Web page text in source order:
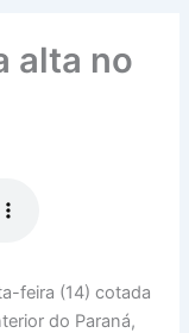
alta no
feira (14) cotada
do Paraná,